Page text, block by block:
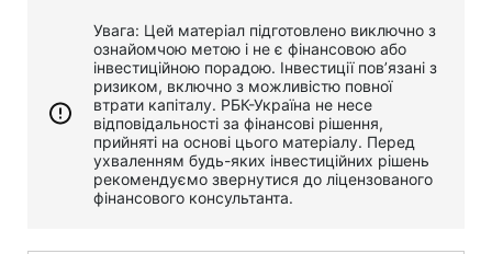
Увага: Цей матеріал підготовлено виключно з
ознайомчою метою і не є фінансовою або
інвестиційною порадою. Інвестиції пов’язані з
ризиком, включно з можливістю повної
втрати капіталу. РБК-Україна не несе
відповідальності за фінансові рішення,
прийняті на основі цього матеріалу. Перед
ухваленням будь-яких інвестиційних рішень
рекомендуємо звернутися до ліцензованого
фінансового консультанта.